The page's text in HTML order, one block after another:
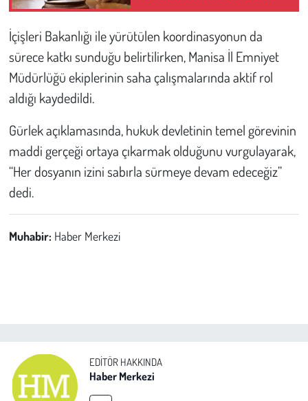
İçişleri Bakanlığı ile yürütülen koordinasyonun da
sürece katkı sunduğu belirtilirken, Manisa İl Emniyet
Müdürlüğü ekiplerinin saha çalışmalarında aktif rol
aldığı kaydedildi.
Gürlek açıklamasında, hukuk devletinin temel görevinin
maddi gerçeği ortaya çıkarmak olduğunu vurgulayarak,
“Her dosyanın izini sabırla sürmeye devam edeceğiz”
dedi.
Muhabir: Haber Merkezi
EDITÖR HAKKINDA
Haber Merkezi